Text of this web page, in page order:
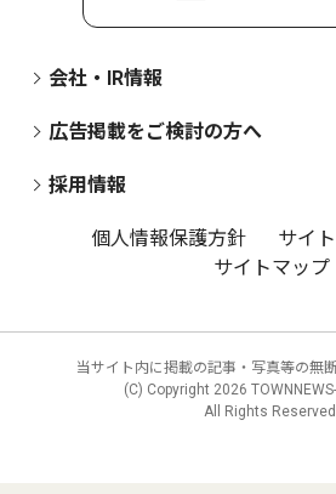
会社・IR情報
広告掲載をご検討の方へ
採用情報
個人情報保護方針
サイ
サイトマップ
当サイト内に掲載の記事・写真等の無
(C) Copyright 2026 TOWNNEWS-
All Rights Reserved.